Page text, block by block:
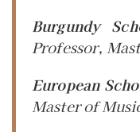
Burgundy
Professor,
European
Master of